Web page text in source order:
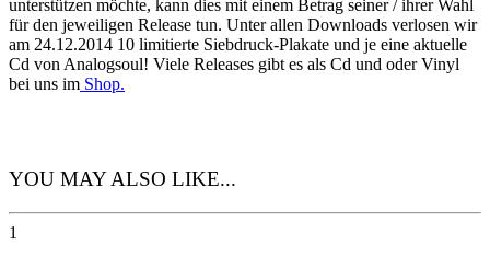
unterstützen möchte, kann dies mit einem Betrag seiner / ihrer Wahl
für den jeweiligen Release tun. Unter allen Downloads verlosen wir
am 24.12.2014 10 limitierte Siebdruck-Plakate und je eine aktuelle
Cd von Analogsoul! Viele Releases gibt es als Cd und oder Vinyl
bei uns im Shop.
YOU MAY ALSO LIKE...
1